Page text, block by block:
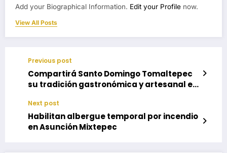
Add your Biographical Information. Edit your Profile now.
View All Posts
Previous post
Compartirá Santo Domingo Tomaltepec
su tradición gastronómica y artesanal en
Next post
Habilitan albergue temporal por incendio
en Asunción Mixtepec